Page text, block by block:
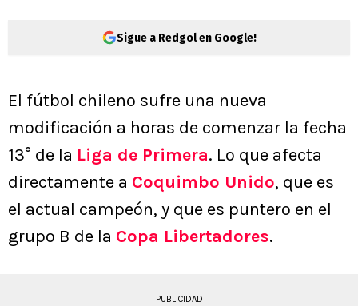
Sigue a Redgol en Google!
El fútbol chileno sufre una nueva
modificación a horas de comenzar la fecha
13° de la Liga de Primera. Lo que afecta
directamente a Coquimbo Unido, que es
el actual campeón, y que es puntero en el
grupo B de la Copa Libertadores.
PUBLICIDAD